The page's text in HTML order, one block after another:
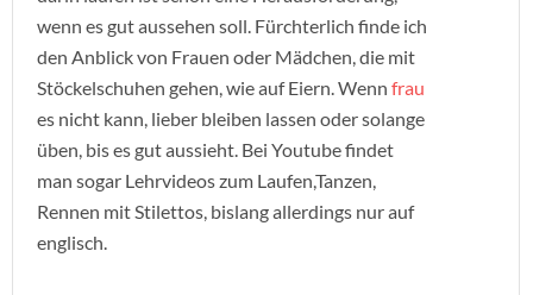
wenn es gut aussehen soll. Fürchterlich finde ich
den Anblick von Frauen oder Mädchen, die mit
Stöckelschuhen gehen, wie auf Eiern. Wenn frau
es nicht kann, lieber bleiben lassen oder solange
üben, bis es gut aussieht. Bei Youtube findet
man sogar Lehrvideos zum Laufen,Tanzen,
Rennen mit Stilettos, bislang allerdings nur auf
englisch.